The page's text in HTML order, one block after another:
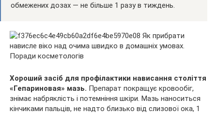
обмежених дозах — не більше 1 разу в тиждень.
Хороший засіб для профілактики нависання століття
«Гепариновая» мазь. Препарат покращує кровообіг,
знімає набряклість і потемніння шкіри. Мазь наноситься
кінчиками пальців, не надто близько від слизової ока, 1